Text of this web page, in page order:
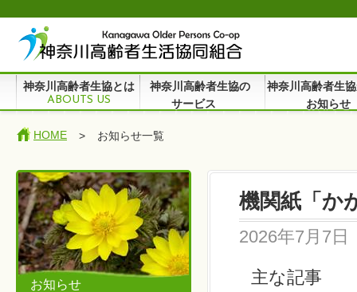
神奈川高齢者生協とは
ABOUTS US
神奈川高齢者生協の
サービス
神奈川高齢者生
お知らせ
HOME > お知らせ一覧
機関紙「か
2026年7月7日
主な記事
お知らせ